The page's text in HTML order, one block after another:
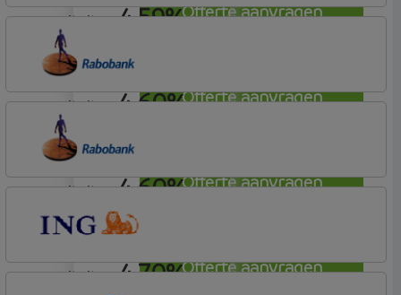
Offerte aanvragen
4,59%
Offerte aanvragen
annuiteit
4,60%
Offerte aanvragen
Rabobank Spaarbank
Plusvoorwaarden
annuiteit
4,60%
Offerte aanvragen
Rabobank Spaarbank
Plusvoorwaarden
annuiteit
4,70%
Plusvoorwaarden
annuiteit